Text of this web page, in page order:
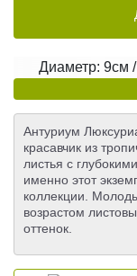
Диаметр: 9см
Антуриум
красавчик из
листья с
именно этот
коллекции.
возрастом
оттенок.